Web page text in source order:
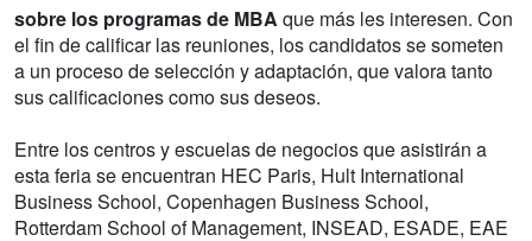
sobre los programas de MBA que más les interesen. Con
el fin de calificar las reuniones, los candidatos se someten
a un proceso de selección y adaptación, que valora tanto
sus calificaciones como sus deseos.
Entre los centros y escuelas de negocios que asistirán a
esta feria se encuentran HEC Paris, Hult International
Business School, Copenhagen Business School,
Rotterdam School of Management, INSEAD, ESADE, EAE